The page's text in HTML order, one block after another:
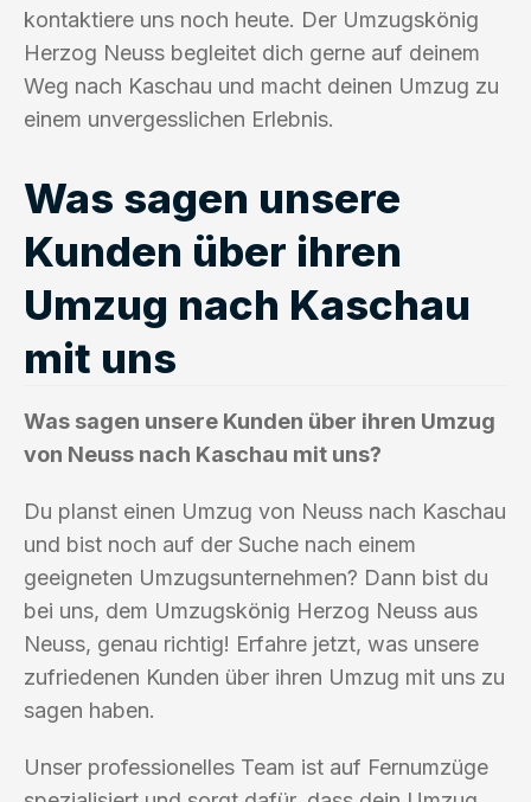
kontaktiere uns noch heute. Der Umzugskönig
Herzog Neuss begleitet dich gerne auf deinem
Weg nach Kaschau und macht deinen Umzug zu
einem unvergesslichen Erlebnis.
Was sagen unsere
Kunden über ihren
Umzug nach Kaschau
mit uns
Was sagen unsere Kunden über ihren Umzug
von Neuss nach Kaschau mit uns?
Du planst einen Umzug von Neuss nach Kaschau
und bist noch auf der Suche nach einem
geeigneten Umzugsunternehmen? Dann bist du
bei uns, dem Umzugskönig Herzog Neuss aus
Neuss, genau richtig! Erfahre jetzt, was unsere
zufriedenen Kunden über ihren Umzug mit uns zu
sagen haben.
Unser professionelles Team ist auf Fernumzüge